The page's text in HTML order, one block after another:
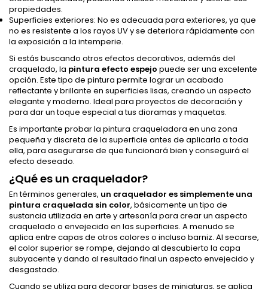
propiedades.
Superficies exteriores: No es adecuada para exteriores, ya que
no es resistente a los rayos UV y se deteriora rápidamente con
la exposición a la intemperie.
Si estás buscando otros efectos decorativos, además del
craquelado, la pintura efecto espejo puede ser una excelente
opción. Este tipo de pintura permite lograr un acabado
reflectante y brillante en superficies lisas, creando un aspecto
elegante y moderno. Ideal para proyectos de decoración y
para dar un toque especial a tus dioramas y maquetas.
Es importante probar la pintura craqueladora en una zona
pequeña y discreta de la superficie antes de aplicarla a toda
ella, para asegurarse de que funcionará bien y conseguirá el
efecto deseado.
¿Qué es un craquelador?
En términos generales, un craquelador es simplemente una
pintura craquelada sin color, básicamente un tipo de
sustancia utilizada en arte y artesanía para crear un aspecto
craquelado o envejecido en las superficies. A menudo se
aplica entre capas de otros colores o incluso barniz. Al secarse,
el color superior se rompe, dejando al descubierto la capa
subyacente y dando al resultado final un aspecto envejecido y
desgastado.
Cuando se utiliza para decorar bases de miniaturas, se aplica